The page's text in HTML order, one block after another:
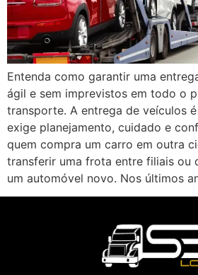
Entenda como garantir uma
ágil e sem imprevistos em todo o
transporte. A entrega de veículos
exige planejamento, cuidado e
quem compra um carro em outra
transferir uma frota entre filiais ou
um automóvel novo. Nos últimos